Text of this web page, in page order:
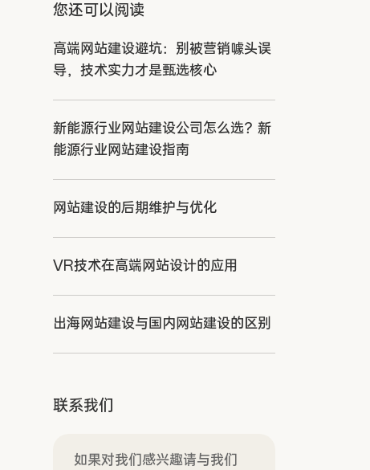
您还可以阅读
高端网站建设避坑：别被营销噱头误
导，技术实力才是甄选核心
新能源行业网站建设公司怎么选？新
能源行业网站建设指南
网站建设的后期维护与优化
VR技术在高端网站设计的应用
出海网站建设与国内网站建设的区别
联系我们
如果对我们感兴趣请与我们